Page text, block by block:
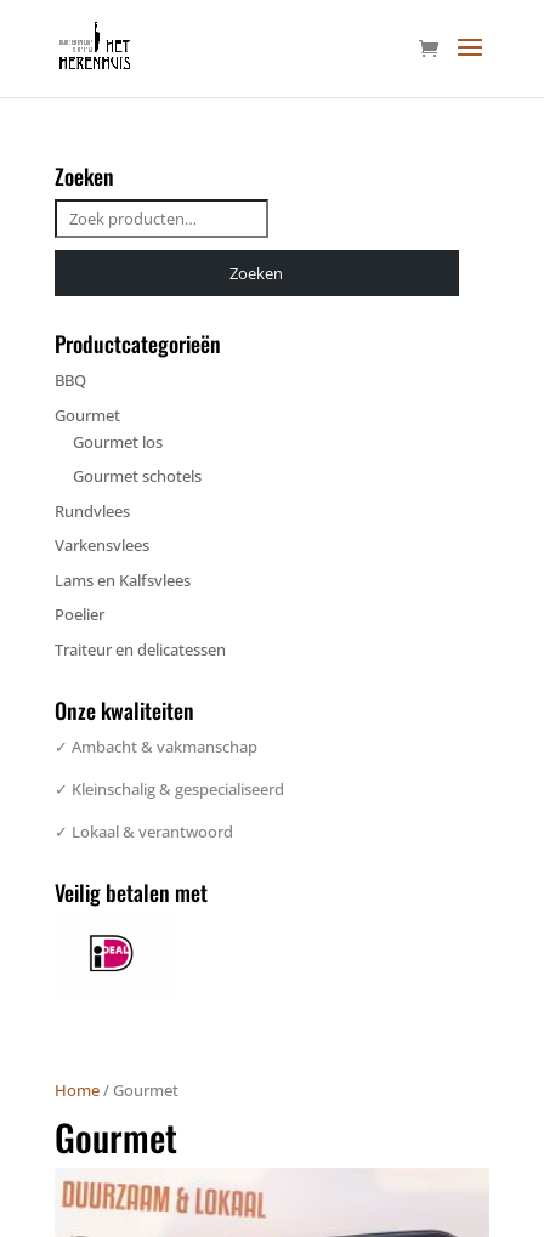
Home/ Gourmet
Gourmet
Zoeken
Zoeken
naar:
Zoeken
Productcategorieën
BBQ
Gourmet
Gourmet los
Gourmet schotels
Rundvlees
Varkensvlees
Lams en Kalfsvlees
Poelier
Traiteur en delicatessen
Onze kwaliteiten
✓ Ambacht & vakmanschap
✓ Kleinschalig & gespecialiseerd
✓ Lokaal & verantwoord
Veilig betalen met